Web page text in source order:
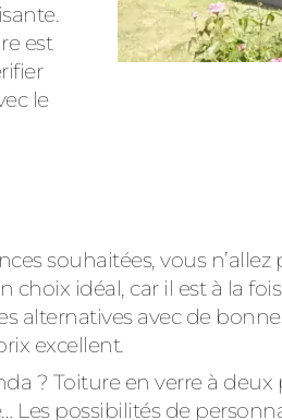
est
le
souhaitées, vous
choix idéal, car il est à la
alternatives avec de
excellent.
? Toiture en verre à
possibilités de